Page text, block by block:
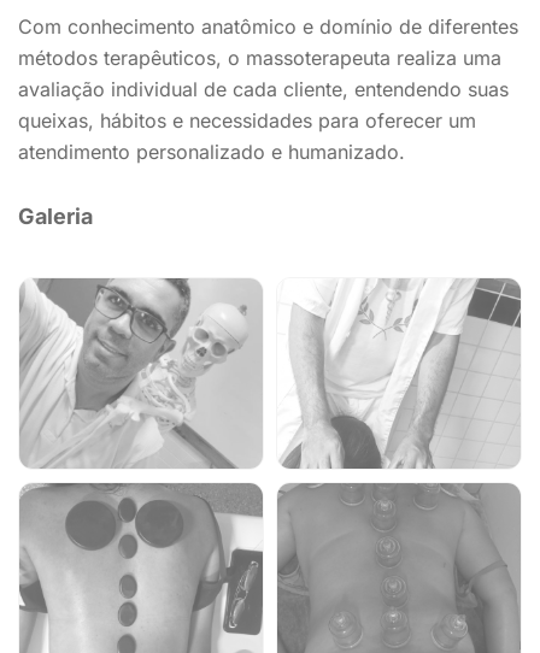
Com conhecimento anatômico e domínio de diferentes
métodos terapêuticos, o massoterapeuta realiza uma
avaliação individual de cada cliente, entendendo suas
queixas, hábitos e necessidades para oferecer um
atendimento personalizado e humanizado.
Galeria